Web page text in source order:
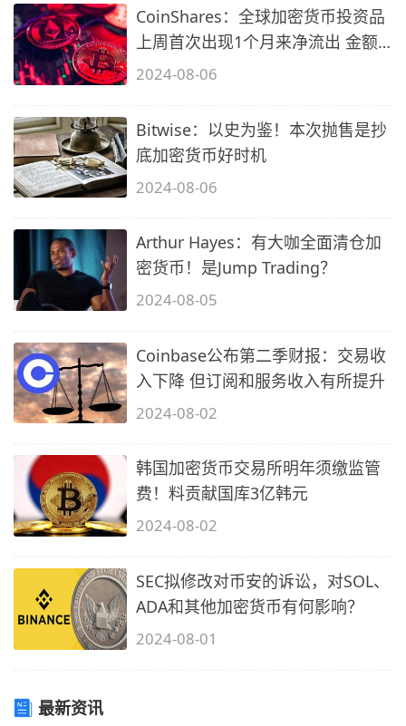
CoinShares：全球加密货币投资品
上周首次出现1个月来净流出 金额
达5.28
2024-08-06
Bitwise：以史为鉴！本次抛售是抄
底加密货币好时机
2024-08-06
Arthur Hayes：有大咖全面清仓加
密货币！是Jump Trading？
2024-08-05
Coinbase公布第二季财报：交易收
入下降 但订阅和服务收入有所提升
2024-08-02
韩国加密货币交易所明年须缴监管
费！料贡献国库3亿韩元
2024-08-02
SEC拟修改对币安的诉讼，对SOL、
ADA和其他加密货币有何影响？
2024-08-01
最新资讯